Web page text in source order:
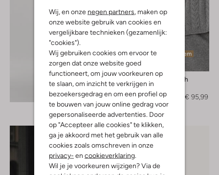
Wij, en onze negen partners , maken op
onze website gebruik van cookies en
vergelijkbare technieken (gezamenlijk:
"cookies").
Wij gebruiken cookies om ervoor te
zorgen dat onze website goed
functioneert, om jouw voorkeuren op
te slaan, om inzicht te verkrijgen in
bezoekersgedrag en om een profiel op
te bouwen van jouw online gedrag voor
gepersonaliseerde advertenties. Door
op "Accepteer alle cookies" te klikken,
ga je akkoord met het gebruik van alle
cookies zoals omschreven in onze
privacy- en cookieverklaring
Wil je je voorkeuren wijzigen? Via de
Ontdek de look
Laatste item
Mos Mosh
€ 159,99
€ 95,99